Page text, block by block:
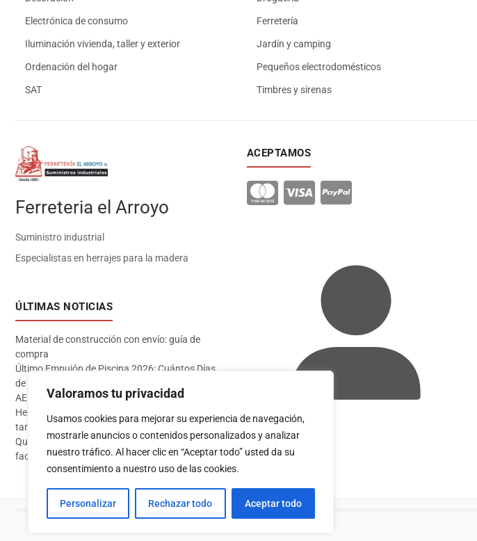
Valoramos tu privacidad
Usamos cookies para mejorar su experiencia de navegación,
mostrarle anuncios o contenidos personalizados y analizar
nuestro tráfico. Al hacer clic en “Aceptar todo” usted da su
consentimiento a nuestro uso de las cookies.
Personalizar Rechazar todo Aceptar todo
Electrónica de consumo Ferretería
Iluminación vivienda, taller y exterior Jardín y camping
Ordenación del hogar Pequeños electrodomésticos
SAT Timbres y sirenas
Ferreteria el Arroyo
Suministro industrial
Especialistas en herrajes para la madera
ÚLTIMAS NOTICIAS
Material de construcción con envío: guía de
compra
Último Empujón de Piscina 2026: Cuántos Días
de Baño te Quedan en Madrid Sur (Datos
AEMET)
Herramientas imprescindibles para instalar
tarima flotante
Qué pintura usar en exterior: guía completa para
fachadas 2026
ACEPTAMOS
Acceder